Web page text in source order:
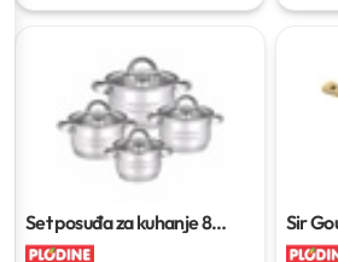
Set posuđa za kuhanje8
komada
Sir